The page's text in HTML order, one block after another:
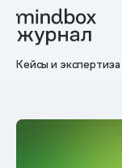
Кейсы и экспертиза